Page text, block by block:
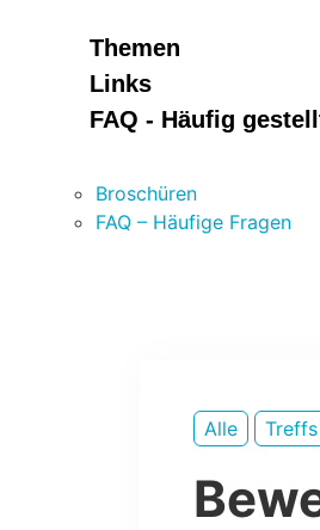
Themen
Links
FAQ - Häufig
Broschüren
FAQ – Häufige Fragen
Alle Treffs